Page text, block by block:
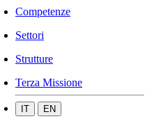
Competenze
Settori
Strutture
Terza Missione
IT EN